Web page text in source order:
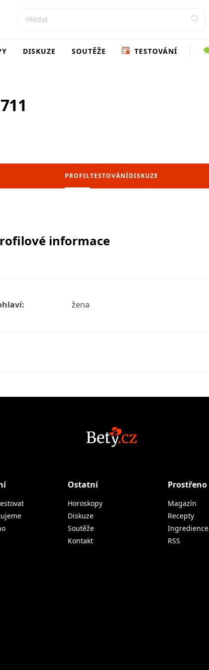
DISKUZE SOUTĚŽE TESTOVÁNÍ
PROFILTESTOVÁNÍDISKUZE
informace
žena
Ostatní
Horoskopy
Diskuze
Soutěže
Kontakt
Prostřeno
Magazín
Recepty
Ingredience
RSS